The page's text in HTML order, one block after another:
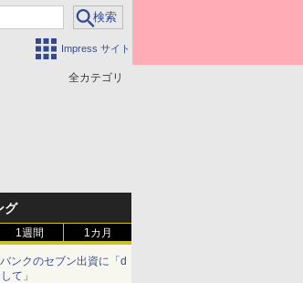
Impress サイト
全カテゴリ
グ
1週間 1カ月
ンクのセブン出資に「d
て」